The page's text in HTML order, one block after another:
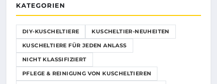
KATEGORIEN
DIY-KUSCHELTIERE KUSCHELTIER-NEUHEITEN
KUSCHELTIERE FÜR JEDEN ANLASS
NICHT KLASSIFIZIERT
PFLEGE & REINIGUNG VON KUSCHELTIEREN